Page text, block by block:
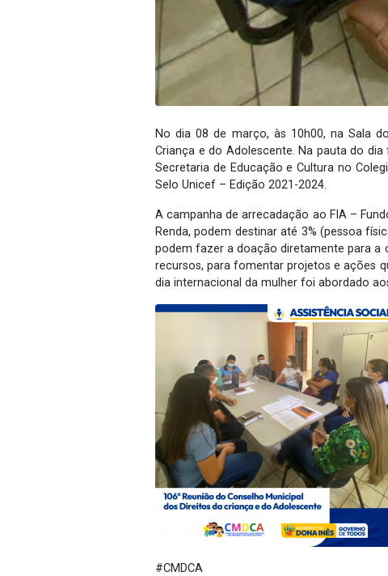
No dia 08 de março, às 10h00, na Sala
Criança e do Adolescente. Na pauta do
Secretaria de Educação e Cultura no
Selo Unicef – Edição 2021-2024.
A campanha de arrecadação ao FIA –
Renda, podem destinar até 3% (pessoa
podem fazer a doação diretamente para a
recursos, para fomentar projetos e ações
dia internacional da mulher foi abordado
#CMDCA